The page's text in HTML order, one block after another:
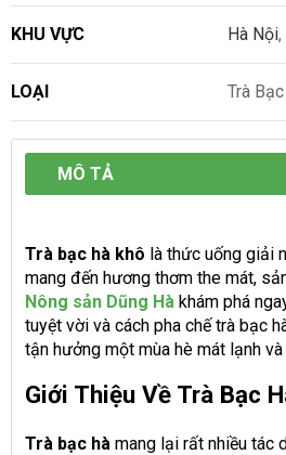
KHU VỰC Hà Nội,
LOẠI Trà
MÔ TẢ
Trà bạc hà khô là thức uống giải
mang đến hương thơm the mát,
Nông sản Dũng Hà khám phá
tuyệt vời và cách pha chế trà bạc
tận hưởng một mùa hè mát lạnh và
Giới Thiệu Về Trà Bạc
Trà bạc hà mang lại rất nhiều tác